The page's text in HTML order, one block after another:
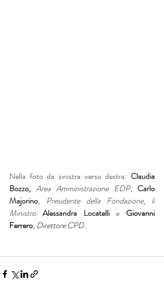
Nella foto da sinistra verso destra: Claudia
Bozzo, Area Amministrazione EDP, Carlo
Majorino, Presidente della Fondazione
Ministro Alessandra Locatelli e Giovanni
Ferrero, Direttore CPD.